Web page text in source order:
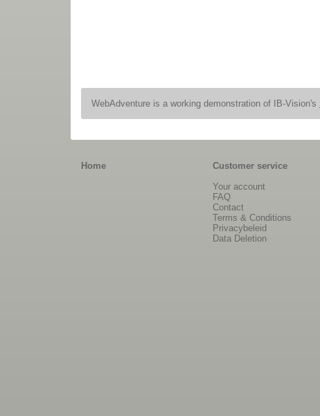
WebAdventure is a working demonstration of IB-Vision's
Home
Customer service
Your account
FAQ
Contact
Terms & Conditions
Privacybeleid
Data Deletion